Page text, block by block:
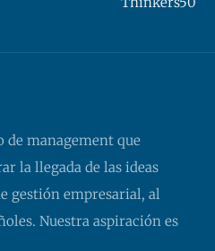
de management que
la llegada de las ideas
gestión empresarial, al
Nuestra aspiración es